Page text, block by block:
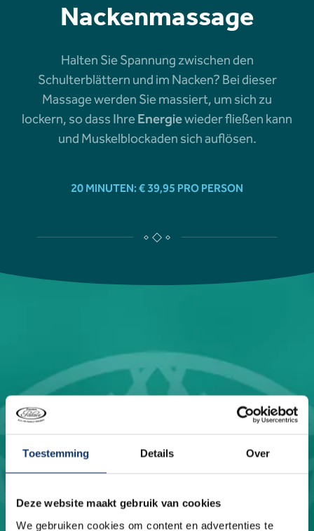
Toestemming Details Over
Deze website maakt gebruik van cookies
We gebruiken cookies om content en advertenties te
Nackenmassage
Halten Sie Spannung zwischen den
Schulterblättern und im Nacken? Bei dieser
Massage werden Sie massiert, um sich zu
lockern, so dass IhreEnergiewieder fließen kann
und Muskelblockaden sich auflösen.
20 MINUTEN: € 39,95 PRO PERSON
Lassen Sie sich die